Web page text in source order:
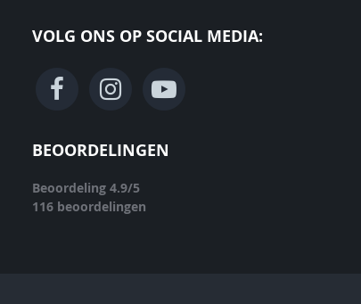
VOLG ONS OP SOCIAL MEDIA:
BEOORDELINGEN
Beoordeling 4.9/5
116 beoordelingen